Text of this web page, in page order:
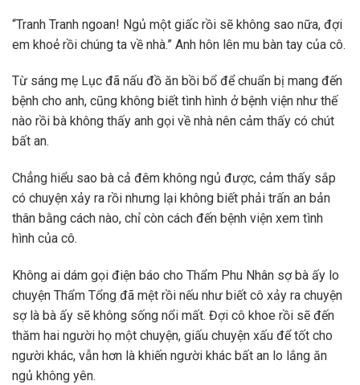
“Tranh Tranh ngoan! Ngủ một giấc rồi sẽ không sao nữa, đợi
em khoẻ rồi chúng ta về nhà.” Anh hôn lên mu bàn tay của cô.
Từ sáng mẹ Lục đã nấu đồ ăn bồi bổ để chuẩn bị mang đến
bệnh cho anh, cũng không biết tình hình ở bệnh viện như thế
nào rồi bà không thấy anh gọi về nhà nên cảm thấy có chút
bất an.
Chẳng hiểu sao bà cả đêm không ngủ được, cảm thấy sắp
có chuyện xảy ra rồi nhưng lại không biết phải trấn an bản
thân bằng cách nào, chỉ còn cách đến bệnh viện xem tình
hình của cô.
Không ai dám gọi điện báo cho Thẩm Phu Nhân sợ bà ấy lo
chuyện Thẩm Tổng đã mệt rồi nếu như biết cô xảy ra chuyện
sợ là bà ấy sẽ không sống nổi mất. Đợi cô khoe rồi sẽ đến
thăm hai người họ một chuyện, giấu chuyện xấu để tốt cho
người khác, vẫn hơn là khiến người khác bất an lo lắng ăn
ngủ không yên.